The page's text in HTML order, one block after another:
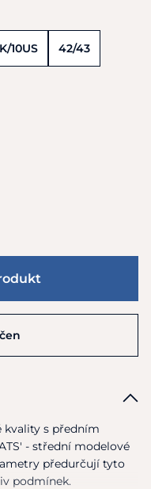
10US 42/43
kvality s předním
- střední modelové
předurčují tyto
podmínek.